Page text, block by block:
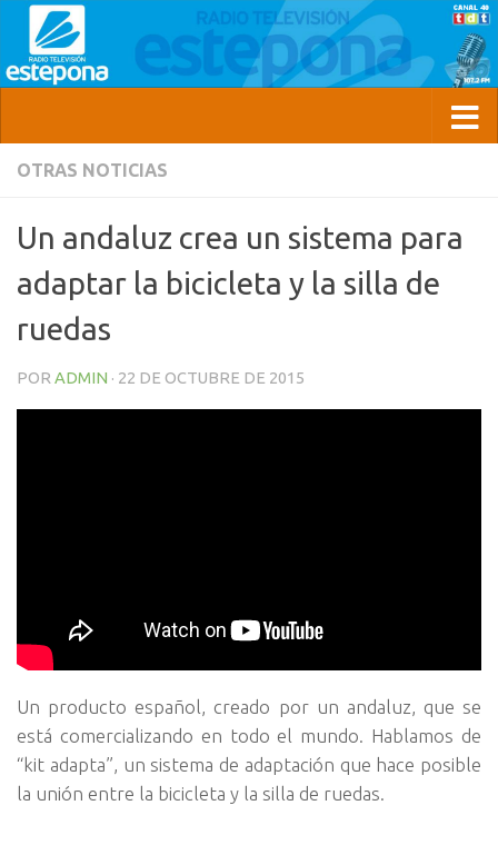
OTRAS NOTICIAS
Un andaluz crea un sistema para
adaptar la bicicleta y la silla de
ruedas
POR ADMIN · 22 DE OCTUBRE DE 2015
Un producto español, creado por un andaluz, que se
está comercializando en todo el mundo. Hablamos de
“kit adapta”, un sistema de adaptación que hace posible
la unión entre la bicicleta y la silla de ruedas.